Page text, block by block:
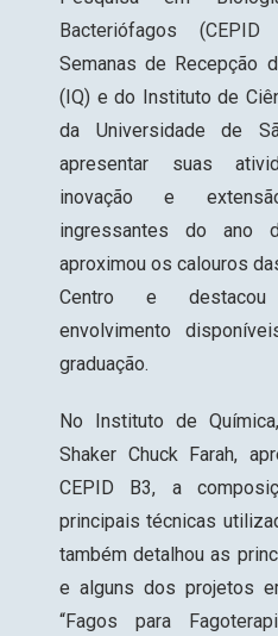
Bacteriófagos (CEPID
Semanas de Recepção
(IQ) e do Instituto de
da Universidade de
apresentar suas
inovação e
ingressantes do ano
aproximou os calouros
Centro e destacou
envolvimento
graduação.
No Instituto de
Shaker Chuck Farah,
CEPID B3, a
principais técnicas
também detalhou as
e alguns dos projetos
“Fagos para